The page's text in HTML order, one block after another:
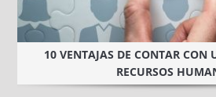
10 VENTAJAS DE CONTAR CON
RECURSOS